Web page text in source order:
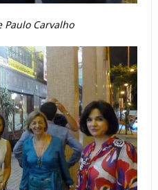
Paulo Carvalho